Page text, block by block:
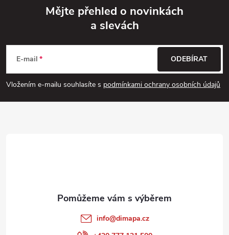
p
a
Mějte přehled o novinkách
a slevách
E-mail
Vložením e-mailu souhlasíte s podmínkami ochrany osobních údajů
ODEBÍRAT
info@dimapa.cz